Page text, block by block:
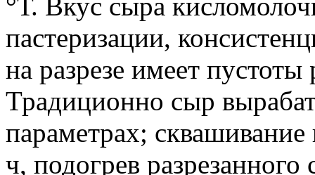
пастеризации,
на разрезе имеет
Традиционно сыр
параметрах;
ч, подогрев